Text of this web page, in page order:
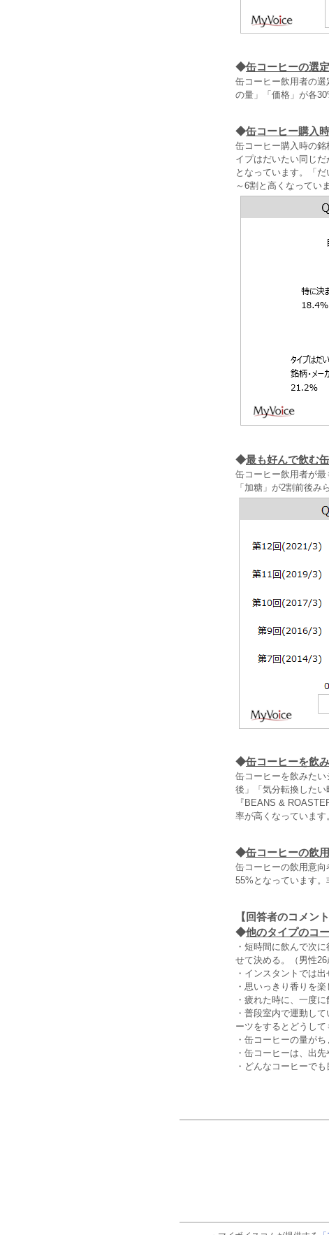
◆缶コーヒーの選
缶コーヒー飲用者の
の量」「価格」が各
◆缶コーヒー購入
缶コーヒー購入時の
イプはだいたい同じ
となっています。「
～6割と高くなっていま
◆最も好んで飲む
缶コーヒー飲用者が
「加糖」が2割前後み
◆缶コーヒーを飲
缶コーヒーを飲みた
後」「気分転換したい
『BEANS &
率が高くなっています
◆缶コーヒーの飲
缶コーヒーの飲用意
55%となっています。
【回答者のコメント
◆他のタイプのコ
・短時間に飲んで次
せて決める。（男性26
・インスタントでは
・思いっきり香りを
・疲れた時に、一度
・普段室内で運動し
ーツをするとどうして
・缶コーヒーの量が
・缶コーヒーは、出
・どんなコーヒーで